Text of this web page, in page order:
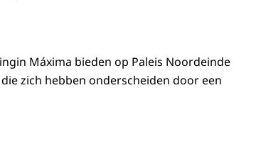
Máxima bieden op Paleis Noordeinde
zich hebben onderscheiden door een
en Koningin Máxima met de uitblinkers tijdens de